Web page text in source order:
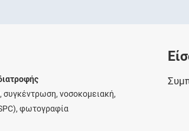
Ελέγξτε την αγωγή σας για
συγκέντρωση, νοσοκομειακή,
φωτογραφία